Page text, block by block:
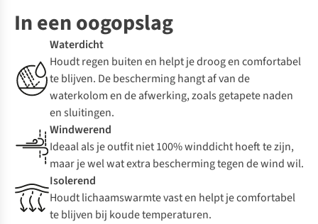
In een oogopslag
Waterdicht
Houdt regen buiten en helpt je droog en comfortabel
te blijven. De bescherming hangt af van de
waterkolom en de afwerking, zoals getapete naden
en sluitingen.
Windwerend
Ideaal als je outfit niet 100% winddicht hoeft te zijn,
maar je wel wat extra bescherming tegen de wind wil.
Isolerend
Houdt lichaamswarmte vast en helpt je comfortabel
te blijven bij koude temperaturen.